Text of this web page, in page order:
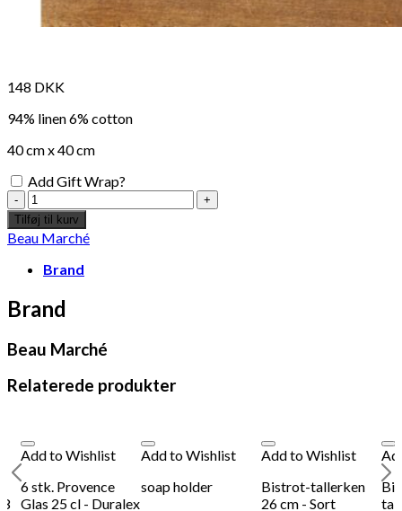
148 DKK
94% linen 6% cotton
40 cm x 40 cm
Add Gift Wrap?
Beau
marché
embroidered
napkins
antal
Tilføj til kurv
Beau Marché
Brand
Brand
Beau Marché
Relaterede produkter
Add to Wishlist
6 stk. Provence
Glas 25 cl - Duralex
Add to Wishlist
soap holder
Add to Wishlist
Bistrot-tallerken
26 cm - Sort